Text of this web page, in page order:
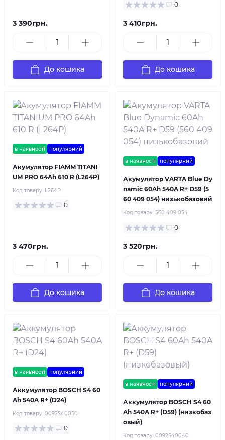
3 390грн.
До кошика
0
3 410грн.
До кошика
в наявності популярний
Акумулятор FIAMM TITANI
UM PRO 64Ah 610 R (L264P)
Код товару: L264P
0
3 470грн.
До кошика
в наявності популярний
Акумулятор VARTA Blue Dy
namic 60Ah 540A R+ D59 (5
60 409 054) низькобазовий
Код товару: 560 409 054
0
3 520грн.
До кошика
в наявності популярний
Аккумулятор BOSCH S4 60
Ah 540A R+ (D24)
Код товару: 0092S40050
0
в наявності популярний
Аккумулятор BOSCH S4 60
Ah 540A R+ (D59) (низкобаз
овый)
Код товару: 0092S40040